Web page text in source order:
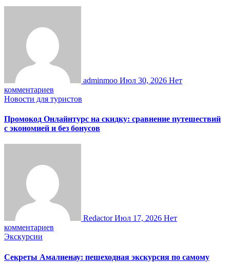
adminmoo Июл 30, 2026 Нет
комментариев
Новости для туристов
Промокод Онлайнтурс на скидку: сравнение путешествий
с экономией и без бонусов
RedactorИюл 17, 2026 Нет
комментариев
Экскурсии
Секреты Амалиенау: пешеходная экскурсия по самому